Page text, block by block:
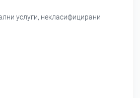
услуги, некласифицирани